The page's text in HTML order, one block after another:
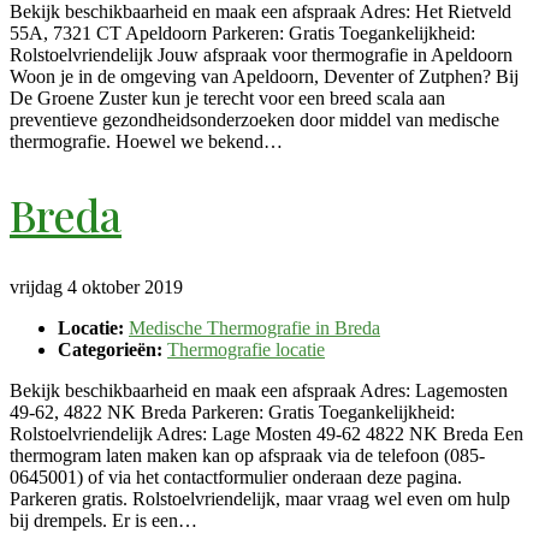
Bekijk beschikbaarheid en maak een afspraak Adres: Het Rietveld
55A, 7321 CT Apeldoorn Parkeren: Gratis Toegankelijkheid:
Rolstoelvriendelijk Jouw afspraak voor thermografie in Apeldoorn
Woon je in de omgeving van Apeldoorn, Deventer of Zutphen? Bij
De Groene Zuster kun je terecht voor een breed scala aan
preventieve gezondheidsonderzoeken door middel van medische
thermografie. Hoewel we bekend…
Breda
vrijdag 4 oktober 2019
Locatie: Medische Thermografie in Breda
Categorieën: Thermografie locatie
Bekijk beschikbaarheid en maak een afspraak Adres: Lagemosten
49-62, 4822 NK Breda Parkeren: Gratis Toegankelijkheid:
Rolstoelvriendelijk Adres: Lage Mosten 49-62 4822 NK Breda Een
thermogram laten maken kan op afspraak via de telefoon (085-
0645001) of via het contactformulier onderaan deze pagina.
Parkeren gratis. Rolstoelvriendelijk, maar vraag wel even om hulp
bij drempels. Er is een…